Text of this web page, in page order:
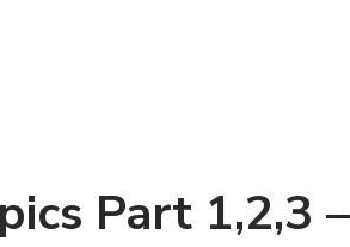
Part 1,2,3